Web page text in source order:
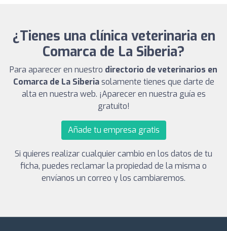
¿Tienes una clínica veterinaria en
Comarca de La Siberia?
Para aparecer en nuestro directorio de veterinarios en
Comarca de La Siberiasolamente tienes que darte de
alta en nuestra web. ¡Aparecer en nuestra guía es
gratuito!
Añade tu empresa gratis
Si quieres realizar cualquier cambio en los datos de tu
ficha, puedes reclamar la propiedad de la misma o
envíanos un correo y los cambiaremos.